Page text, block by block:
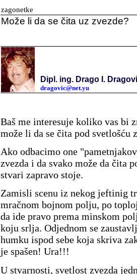
zagonetke
Može li da se čita uz zvezde?
Dipl. ing. Drago I.
dragovic@net.yu
Baš me interesuje koliko vas bi
može li da se čita pod svetlošću
Ako odbacimo one
zvezda i da svako može da čita
stvari zapravo stoje.
Zamisli scenu iz nekog jeftinig
mračnom bojnom polju, po
da ide pravo prema minskom
koju srlja. Odjednom se
humku ispod sebe koja skriva
je spašen! Ura!!!
U stvarnosti, svetlost zvezda